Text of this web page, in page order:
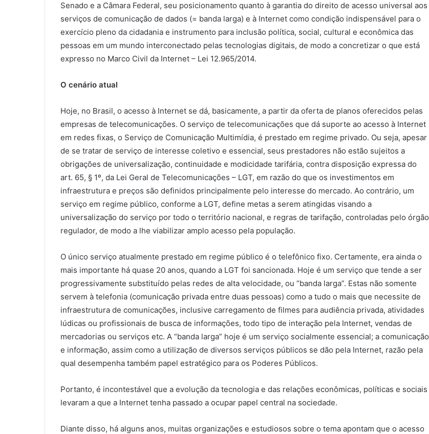
Senado e a Câmara Federal, seu posicionamento quanto à garantia do direito de acesso universal aos
serviços de comunicação de dados (= banda larga) e à Internet como condição indispensável para o
exercício pleno da cidadania e instrumento para inclusão política, social, cultural e econômica das
pessoas em um mundo interconectado pelas tecnologias digitais, de modo a concretizar o que está
expresso no Marco Civil da Internet – Lei 12.965/2014.
O cenário atual
Hoje, no Brasil, o acesso à Internet se dá, basicamente, a partir da oferta de planos oferecidos pelas
empresas de telecomunicações. O serviço de telecomunicações que dá suporte ao acesso à Internet
em redes fixas, o Serviço de Comunicação Multimídia, é prestado em regime privado. Ou seja, apesar
de se tratar de serviço de interesse coletivo e essencial, seus prestadores não estão sujeitos a
obrigações de universalização, continuidade e modicidade tarifária, contra disposição expressa do
art. 65, § 1º, da Lei Geral de Telecomunicações – LGT, em razão do que os investimentos em
infraestrutura e preços são definidos principalmente pelo interesse do mercado. Ao contrário, um
serviço em regime público, conforme a LGT, define metas a serem atingidas visando a
universalização do serviço por todo o território nacional, e regras de tarifação, controladas pelo órgão
regulador, de modo a lhe viabilizar amplo acesso pela população.
O único serviço atualmente prestado em regime público é o telefônico fixo. Certamente, era ainda o
mais importante há quase 20 anos, quando a LGT foi sancionada. Hoje é um serviço que tende a ser
progressivamente substituído pelas redes de alta velocidade, ou “banda larga”. Estas não somente
servem à telefonia (comunicação privada entre duas pessoas) como a tudo o mais que necessite de
infraestrutura de comunicações, inclusive carregamento de filmes para audiência privada, atividades
lúdicas ou profissionais de busca de informações, todo tipo de interação pela Internet, vendas de
mercadorias ou serviços etc. A “banda larga” hoje é um serviço socialmente essencial; a comunicação
e informação, assim como a utilização de diversos serviços públicos se dão pela Internet, razão pela
qual desempenha também papel estratégico para os Poderes Públicos.
Portanto, é incontestável que a evolução da tecnologia e das relações econômicas, políticas e sociais
levaram a que a Internet tenha passado a ocupar papel central na sociedade.
Diante disso, há alguns anos, muitas organizações e estudiosos sobre o tema apontam que o acesso